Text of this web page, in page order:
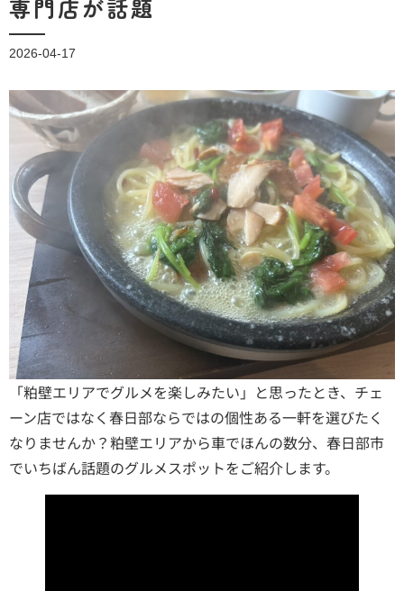
専門店が話題
2026-04-17
「粕壁エリアでグルメを楽しみたい」と思ったとき、チェ
ーン店ではなく春日部ならではの個性ある一軒を選びたく
なりませんか？粕壁エリアから車でほんの数分、春日部市
でいちばん話題のグルメスポットをご紹介します。